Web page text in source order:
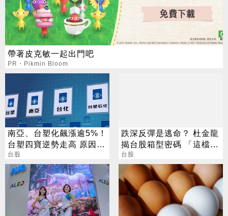
帶著皮克敏一起出門吧
PR・Pikmin Bloom
南亞、台塑化飆漲逾5%！
台塑四寶逆勢走高 原因找
到了
台股
跌深反彈是逃命？ 杜金龍
揭台股箱型密碼 「這檔」
手腳要快
台股